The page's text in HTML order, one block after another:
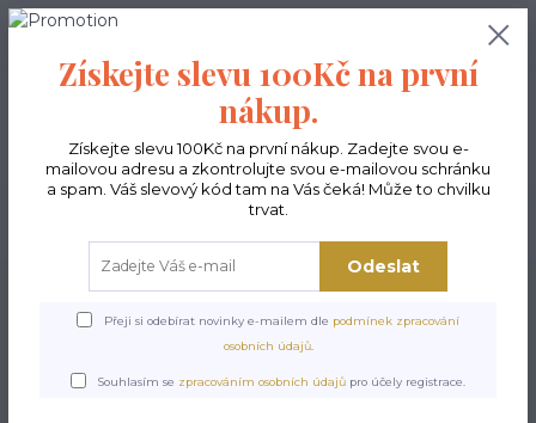
0,00 Kč
Úvod Doplňky
Doplňky
Získejte slevu 100Kč na první
nákup.
Získejte slevu 100Kč na první nákup. Zadejte svou e-
mailovou adresu a zkontrolujte svou e-mailovou schránku
a spam. Váš slevový kód tam na Vás čeká! Může to chvilku
trvat.
Odeslat
Přeji si odebírat novinky e-mailem dle podmínek zpracování
osobních údajů.
Souhlasím se zpracováním osobních údajů pro účely registrace.